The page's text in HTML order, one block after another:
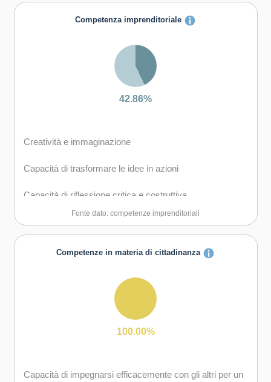
Capacità di comunicare costruttivamente in ambienti
Capacità di creare fiducia e provare empatia
Capacità di esprimere e comprendere punti di vista
Capacità di concentrarsi, di riflettere criticamente e di
Capacità di favorire il proprio benessere fisico ed
Competenza imprenditoriale
42.86%
Creatività e immaginazione
Capacità di trasformare le idee in azioni
Capacità di riflessione critica e costruttiva
Capacità di lavorare sia in modalità collaborativa in
gruppo sia in maniera autonoma
Capacità di comunicare e negoziare efficacemente con
Capacità di motivare gli altri e valorizzare le loro idee, di
Fonte dato: competenze imprenditoriali
Competenze in materia di cittadinanza
100.00%
Capacità di impegnarsi efficacemente con gli altri per un